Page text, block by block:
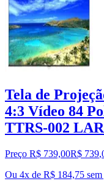
Tela de
4:3 Vídeo 84
TTRS-002
Preço R$ 739,00R$ 739,
Ou 4x de R$ 184,75